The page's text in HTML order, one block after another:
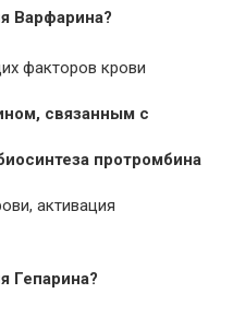
Варфарина?
факторов крови
связанным с
протромбина
активация
Гепарина?